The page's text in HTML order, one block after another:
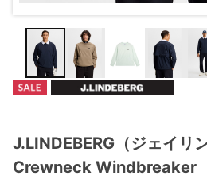
J.LINDEBERG（ジェイリ
Crewneck Windbreaker